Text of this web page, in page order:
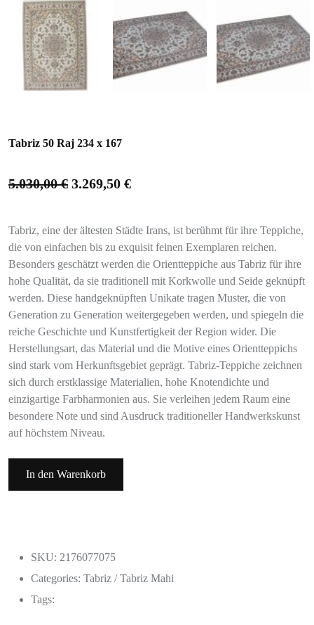
Tabriz 50 Raj 234 x 167
5.030,00€ 3.269,50 €
Tabriz, eine der ältesten Städte Irans, ist berühmt für ihre Teppiche,
die von einfachen bis zu exquisit feinen Exemplaren reichen.
Besonders geschätzt werden die Orientteppiche aus Tabriz für ihre
hohe Qualität, da sie traditionell mit Korkwolle und Seide geknüpft
werden. Diese handgeknüpften Unikate tragen Muster, die von
Generation zu Generation weitergegeben werden, und spiegeln die
reiche Geschichte und Kunstfertigkeit der Region wider. Die
Herstellungsart, das Material und die Motive eines Orientteppichs
sind stark vom Herkunftsgebiet geprägt. Tabriz-Teppiche zeichnen
sich durch erstklassige Materialien, hohe Knotendichte und
einzigartige Farbharmonien aus. Sie verleihen jedem Raum eine
besondere Note und sind Ausdruck traditioneller Handwerkskunst
auf höchstem Niveau.
In den Warenkorb
SKU: 2176077075
Categories: Tabriz / Tabriz Mahi
Tags: